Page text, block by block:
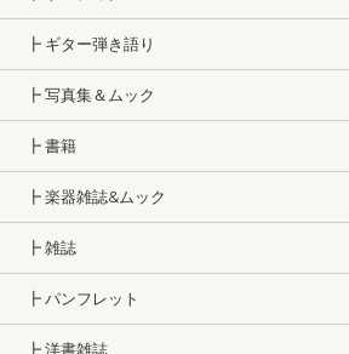
┣ ギター弾き語り
┣ 写真集＆ムック
┣ 書籍
┣ 楽器雑誌&ムック
┣ 雑誌
┣ パンフレット
┣ 洋書雑誌